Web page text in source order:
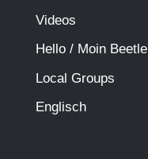
Videos
Hello / Moin Beetle
Local Groups
Englisch